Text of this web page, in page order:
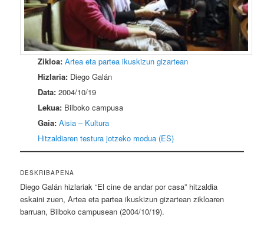
Zikloa: Artea eta partea ikuskizun gizartean
Hizlaria: Diego Galán
Data: 2004/10/19
Lekua: Bilboko campusa
Gaia: Aisia – Kultura
Hitzaldiaren testura jotzeko modua (ES)
DESKRIBAPENA
Diego Galán hizlariak “El cine de andar por casa” hitzaldia
eskaini zuen, Artea eta partea ikuskizun gizartean zikloaren
barruan, Bilboko campusean (2004/10/19).